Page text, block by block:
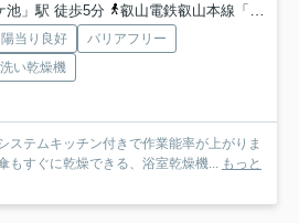
池」駅 徒歩5分
叡山電鉄叡山本線「三宅八幡」駅 徒歩13分
陽当り良好
バリアフリー
い乾燥機
ステムキッチン付きで作業能率が上がりま
もすぐに乾燥できる、浴室乾燥機...
もっと